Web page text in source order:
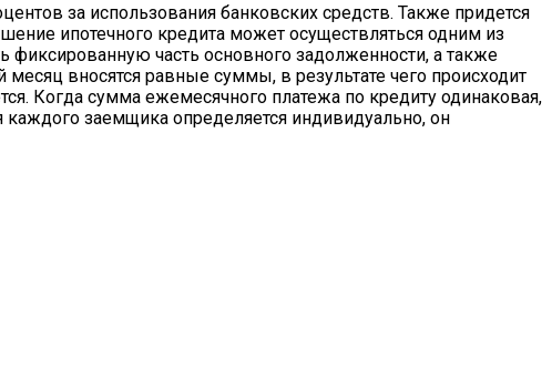
за использования банковских средств. Также придется
ипотечного кредита может осуществляться одним из
часть основного задолженности, а также
вносятся равные суммы, в результате чего происходит
Когда сумма ежемесячного платежа по кредиту одинаковая,
заемщика определяется индивидуально, он